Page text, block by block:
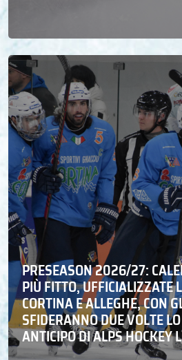
PRESEASON 2026/27:
PIÙ FITTO, UFFICIALIZZATE
CORTINA E ALLEGHE, CON
SFIDERANNO DUE VOLTE
ANTICIPO DI ALPS HOCKEY